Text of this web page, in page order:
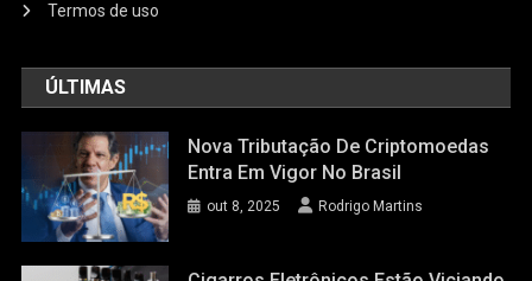
Termos de uso
ÚLTIMAS
Nova Tributação De Criptomoedas
Entra Em Vigor No Brasil
out 8, 2025 Rodrigo Martins